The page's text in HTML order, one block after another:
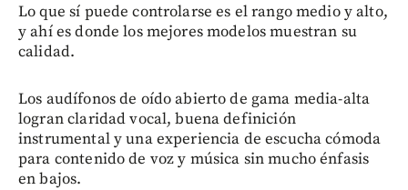
Lo que sí puede controlarse es el rango medio y alto,
y ahí es donde los mejores modelos muestran su
calidad.
Los audífonos de oído abierto de gama media-alta
logran claridad vocal, buena definición
instrumental y una experiencia de escucha cómoda
para contenido de voz y música sin mucho énfasis
en bajos.